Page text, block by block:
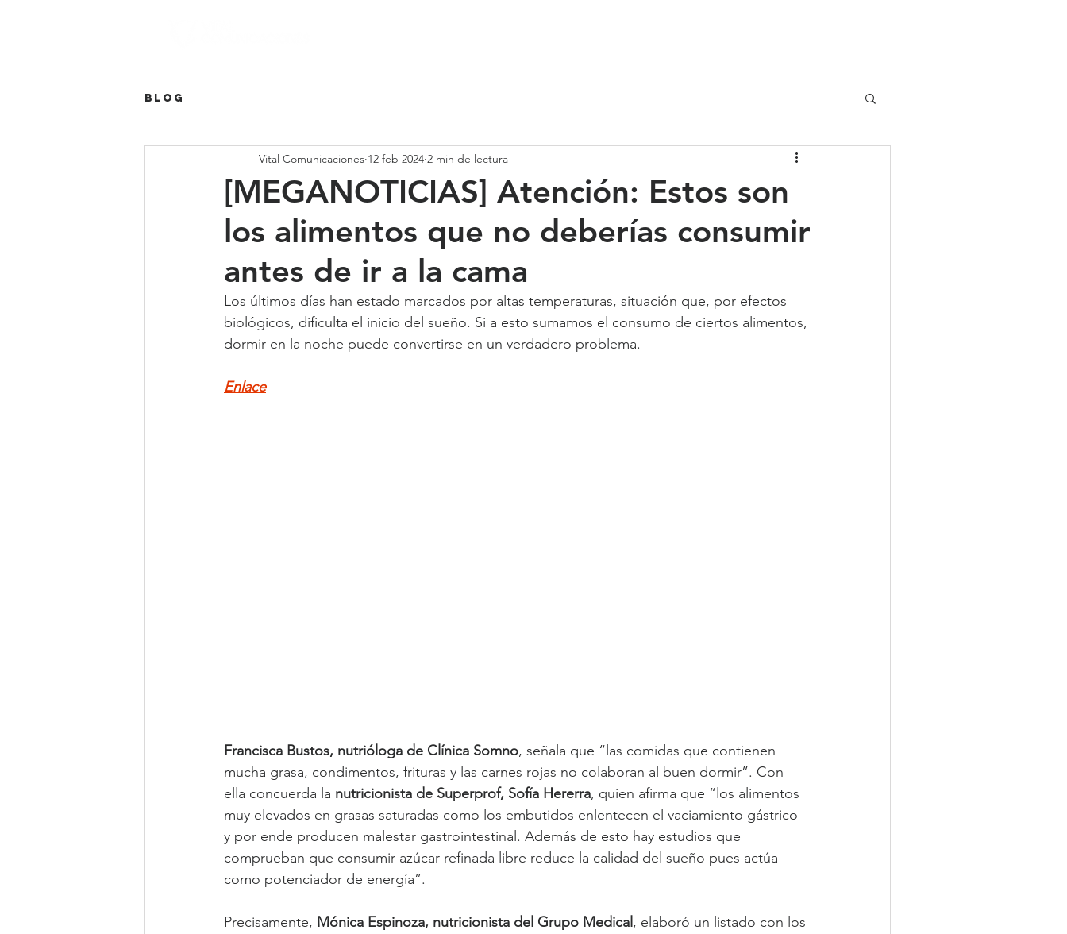
Blog
[MEGANOTICIAS] Atención: Estos son
los alimentos que no deberías consumir
antes de ir a la cama
Vital Comunicaciones 12 feb 2024 2 min de lectura
Los últimos días han estado marcados por altas temperaturas, situación que, por efectos
biológicos, dificulta el inicio del sueño. Si a esto sumamos el consumo de ciertos alimentos,
dormir en la noche puede convertirse en un verdadero problema.
Enlace
Francisca Bustos, nutrióloga de Clínica Somno, señala que “las comidas que contienen
mucha grasa, condimentos, frituras y las carnes rojas no colaboran al buen dormir”. Con
ella concuerda la nutricionista de Superprof, Sofía Hererra, quien afirma que “los alimentos
muy elevados en grasas saturadas como los embutidos enlentecen el vaciamiento gástrico
y por ende producen malestar gastrointestinal. Además de esto hay estudios que
comprueban que consumir azúcar refinada libre reduce la calidad del sueño pues actúa
como potenciador de energía”.
Precisamente, Mónica Espinoza, nutricionista del Grupo Medical , elaboró un listado con los